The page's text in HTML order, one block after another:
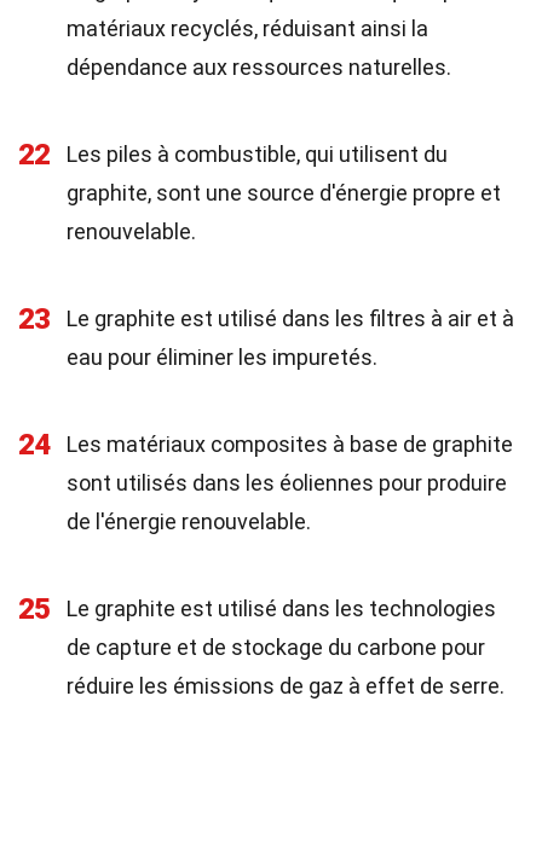
matériaux recyclés, réduisant ainsi la
dépendance aux ressources naturelles.
22
Les piles à combustible, qui utilisent du
graphite, sont une source d'énergie propre et
renouvelable.
23
Le graphite est utilisé dans les filtres à air et à
eau pour éliminer les impuretés.
24
Les matériaux composites à base de graphite
sont utilisés dans les éoliennes pour produire
de l'énergie renouvelable.
25
Le graphite est utilisé dans les technologies
de capture et de stockage du carbone pour
réduire les émissions de gaz à effet de serre.